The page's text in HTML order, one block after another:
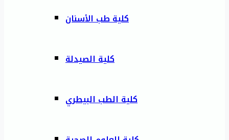
كلية طب الأسنان
كلية الصيدلة
كلية الطب البيطري